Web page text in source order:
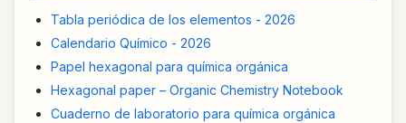
Tabla periódica de los elementos - 2026
Calendario Químico - 2026
Papel hexagonal para química orgánica
Hexagonal paper – Organic Chemistry Notebook
Cuaderno de laboratorio para química orgánica